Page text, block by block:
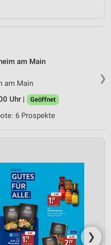
❯
am Main
am Main
Uhr |
Geöffnet
6 Prospekte
❯